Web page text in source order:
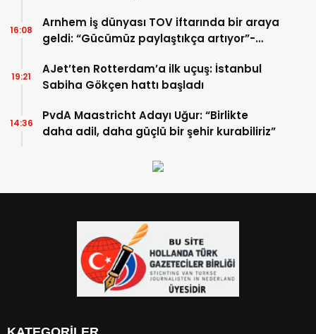
Arnhem iş dünyası TOV iftarında bir araya
geldi: “Gücümüz paylaştıkça artıyor”-
16:08
AJet’ten Rotterdam’a ilk uçuş: İstanbul
Sabiha Gökçen hattı başladı
19:21
PvdA Maastricht Adayı Uğur: “Birlikte
daha adil, daha güçlü bir şehir kurabiliriz”
14:36